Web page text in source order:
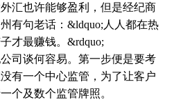
汇也许能够盈利，但是经纪商
有句老话：&ldquo;人人都在热
才最赚钱。&rdquo;
司谈何容易。第一步便是要考
有一个中心监管，为了让客户
个及数个监管牌照。